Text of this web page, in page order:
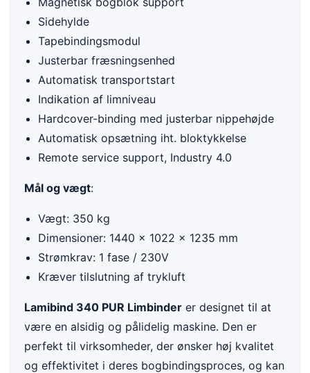
Sidehylde
Tapebindingsmodul
Justerbar fræsningsenhed
Automatisk transportstart
Indikation af limniveau
Hardcover-binding med justerbar nippehøjde
Automatisk opsætning iht. bloktykkelse
Remote service support, Industry 4.0
Mål og vægt:
Vægt: 350 kg
Dimensioner: 1440 x 1022 x 1235 mm
Strømkrav: 1 fase / 230V
Kræver tilslutning af trykluft
Lamibind 340 PUR Limbinder er designet til at
være en alsidig og pålidelig maskine. Den er
perfekt til virksomheder, der ønsker høj kvalitet
og effektivitet i deres bogbindingsproces, og kan